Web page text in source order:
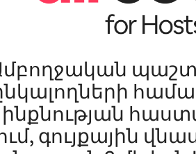
ինքնության
գույքային